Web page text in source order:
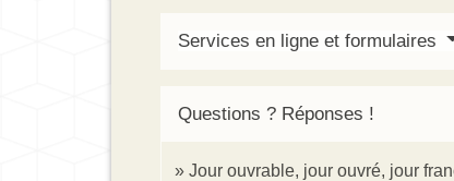
Services en ligne et formulaires
Questions ? Réponses !
Jour ouvrable, jour ouvré, jour